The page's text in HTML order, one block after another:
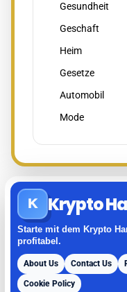
Gesundheit
Geschaft
Heim
Gesetze
Automobil
Mode
K Krypto
Starte mit dem Krypto
profitabel.
About Us Contact Us
Cookie Policy